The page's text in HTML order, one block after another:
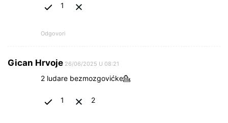
1
Odgovori
Gican Hrvoje 26/06/2025 U 08:21
2 ludare bezmozgovićke💁
1 2